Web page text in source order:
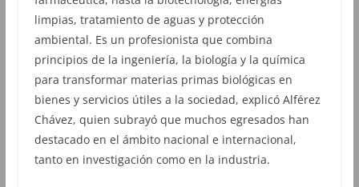
limpias, tratamiento de aguas y protección
ambiental. Es un profesionista que combina
principios de la ingeniería, la biología y la química
para transformar materias primas biológicas en
bienes y servicios útiles a la sociedad, explicó Alférez
Chávez, quien subrayó que muchos egresados han
destacado en el ámbito nacional e internacional,
tanto en investigación como en la industria.